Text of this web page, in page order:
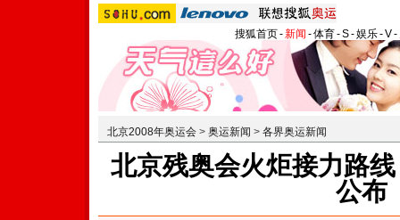
搜狐首页-新闻 -体育-S-娱乐-V-
北京2008年奥运会 > 奥运新闻 > 各界奥运新闻
北京残奥会火炬接力路
公布